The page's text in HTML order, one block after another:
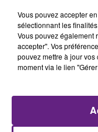
Publié : 1er août
Vous pouvez accepter
sélectionnant les
Vous pouvez également
accepter". Vos
pouvez mettre à jour
moment via le lien